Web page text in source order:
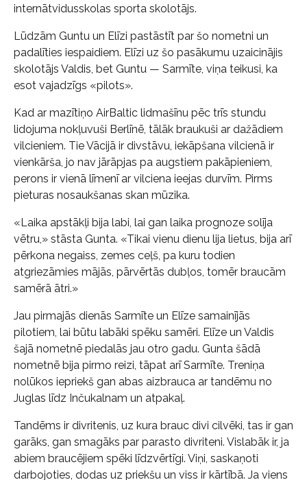
internātvidusskolas sporta skolotājs.
Lūdzām Guntu un Elīzi pastāstīt par šo nometni un
padalīties iespaidiem. Elīzi uz šo pasākumu uzaicinājis
skolotājs Valdis, bet Guntu — Sarmīte, viņa teikusi, ka
esot vajadzīgs «pilots».
Kad ar mazītiņo AirBaltic lidmašīnu pēc trīs stundu
lidojuma nokļuvuši Berlīnē, tālāk braukuši ar dažādiem
vilcieniem. Tie Vācijā ir divstāvu, iekāpšana vilcienā ir
vienkārša, jo nav jārāpjas pa augstiem pakāpieniem,
perons ir vienā līmenī ar vilciena ieejas durvīm. Pirms
pieturas nosaukšanas skan mūzika.
«Laika apstākļi bija labi, lai gan laika prognoze solīja
vētru,» stāsta Gunta. «Tikai vienu dienu lija lietus, bija arī
pērkona negaiss, zemes ceļš, pa kuru todien
atgriezāmies mājās, pārvērtās dubļos, tomēr braucām
samērā ātri.»
Jau pirmajās dienās Sarmīte un Elīze samainījās
pilotiem, lai būtu labāki spēku samēri. Elīze un Valdis
šajā nometnē piedalās jau otro gadu. Gunta šādā
nometnē bija pirmo reizi, tāpat arī Sarmīte. Treniņa
nolūkos iepriekš gan abas aizbrauca ar tandēmu no
Juglas līdz Inčukalnam un atpakaļ.
Tandēms ir divritenis, uz kura brauc divi cilvēki, tas ir gan
garāks, gan smagāks par parasto divriteni. Vislabāk ir, ja
abiem braucējiem spēki līdzvērtīgi. Viņi, saskaņoti
darbojoties, dodas uz priekšu un viss ir kārtībā. Ja viens